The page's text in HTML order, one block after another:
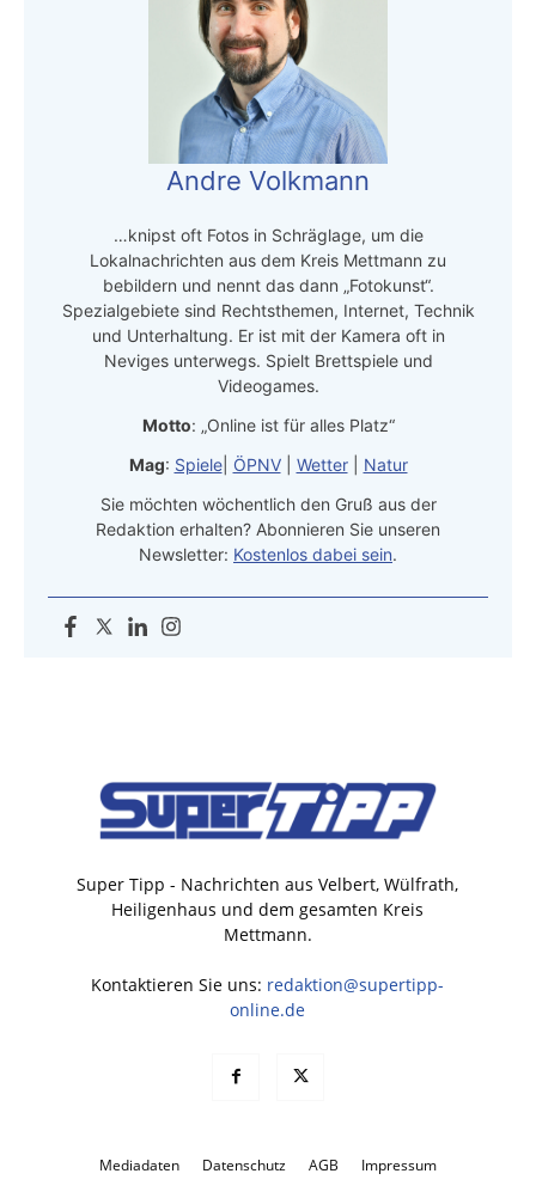
Andre Volkmann
…knipst oft Fotos in Schräglage, um die
Lokalnachrichten aus dem Kreis Mettmann zu
bebildern und nennt das dann „Fotokunst“.
Spezialgebiete sind Rechtsthemen, Internet, Technik
und Unterhaltung. Er ist mit der Kamera oft in
Neviges unterwegs. Spielt Brettspiele und
Videogames.
Motto: „Online ist für alles Platz“
Mag: Spiele| ÖPNV| Wetter| Natur
Sie möchten wöchentlich den Gruß aus der
Redaktion erhalten? Abonnieren Sie unseren
Newsletter: Kostenlos dabei sein.
Super Tipp - Nachrichten aus Velbert, Wülfrath,
Heiligenhaus und dem gesamten Kreis
Mettmann.
Kontaktieren Sie uns: redaktion@supertipp-
online.de
Mediadaten Datenschutz AGB Impressum